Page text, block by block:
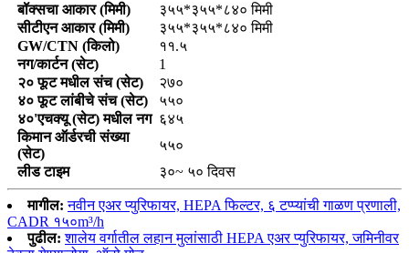
बॉक्सचा आकार (मिमी)
३५५*३५५*८४० मिमी
सीटीएन आकार (मिमी)
३५५*३५५*८४० मिमी
GW/CTN (किलो)
११.५
नग/कार्टन (सेट)
1
२० फूट मधील संच (सेट)
२७०
४० फूट लांबीचे संच (सेट)
५५०
४०'एचक्यू (सेट) मधील नग ६४५
किमान ऑर्डरची संख्या
(सेट)
५५०
लीड टाइम
३०~ ५० दिवस
मागील: नवीन एअर प्युरिफायर, HEPA फिल्टर, ६ टप्प्यांची गाळण प्रणाली,
CADR १५०m³/h
पुढील: शालेय वर्गातील लहान मुलांसाठी HEPA एअर प्युरिफायर, जमिनीवर